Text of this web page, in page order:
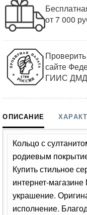
от 7 000
сайте
ГИИС
ОПИСАНИЕ
Кольцо с
родиевым
Купить стильное
интернет-
украшение.
исполнение.